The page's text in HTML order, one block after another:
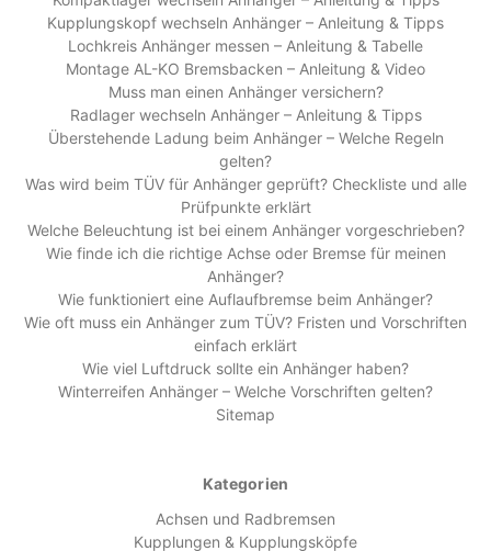
Kupplungskopf wechseln Anhänger – Anleitung & Tipps
Lochkreis Anhänger messen – Anleitung & Tabelle
Montage AL-KO Bremsbacken – Anleitung & Video
Muss man einen Anhänger versichern?
Radlager wechseln Anhänger – Anleitung & Tipps
Überstehende Ladung beim Anhänger – Welche Regeln
gelten?
Was wird beim TÜV für Anhänger geprüft? Checkliste und alle
Prüfpunkte erklärt
Welche Beleuchtung ist bei einem Anhänger vorgeschrieben?
Wie finde ich die richtige Achse oder Bremse für meinen
Anhänger?
Wie funktioniert eine Auflaufbremse beim Anhänger?
Wie oft muss ein Anhänger zum TÜV? Fristen und Vorschriften
einfach erklärt
Wie viel Luftdruck sollte ein Anhänger haben?
Winterreifen Anhänger – Welche Vorschriften gelten?
Sitemap
Kategorien
Achsen und Radbremsen
Kupplungen & Kupplungsköpfe